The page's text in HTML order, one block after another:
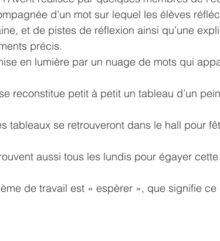
d’un mot sur lequel les élèves
et de pistes de réflexion ainsi qu’une
précis.
en lumière par un nuage de mots qui
reconstitue petit à petit un tableau d’un
tableaux se retrouveront dans le hall pour
aussi tous les lundis pour égayer
de travail est « espèrer », que signifie ce